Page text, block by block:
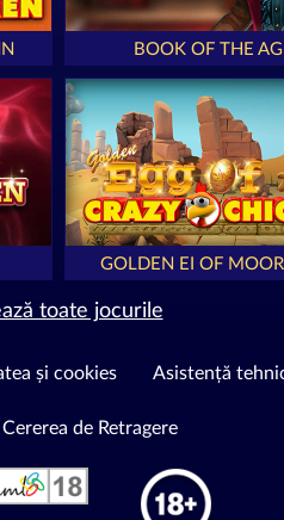
BOOK OF THE
GOLDEN EI OF
toate jocurile
și cookies Asistență
de Retragere